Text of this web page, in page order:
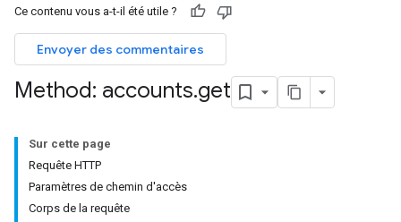
Ce contenu vous a-t-il été utile ?
Envoyer des commentaires
Method: accounts.get
Sur cette page
Requête HTTP
Paramètres de chemin d'accès
Corps de la requête